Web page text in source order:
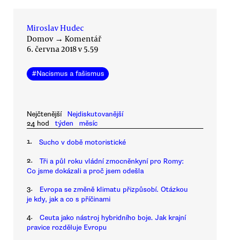
Miroslav Hudec
Domov → Komentář
6. června 2018 v 5.59
#Nacismus a fašismus
Nejčtenější
Nejdiskutovanější
24 hod
týden měsíc
1. Sucho v době motoristické
2.
Tři a půl roku vládní zmocněnkyní pro Romy:
Co jsme dokázali a proč jsem odešla
3.
Evropa se změně klimatu přizpůsobí. Otázkou
je kdy, jak a co s příčinami
4.
Ceuta jako nástroj hybridního boje. Jak krajní
pravice rozděluje Evropu